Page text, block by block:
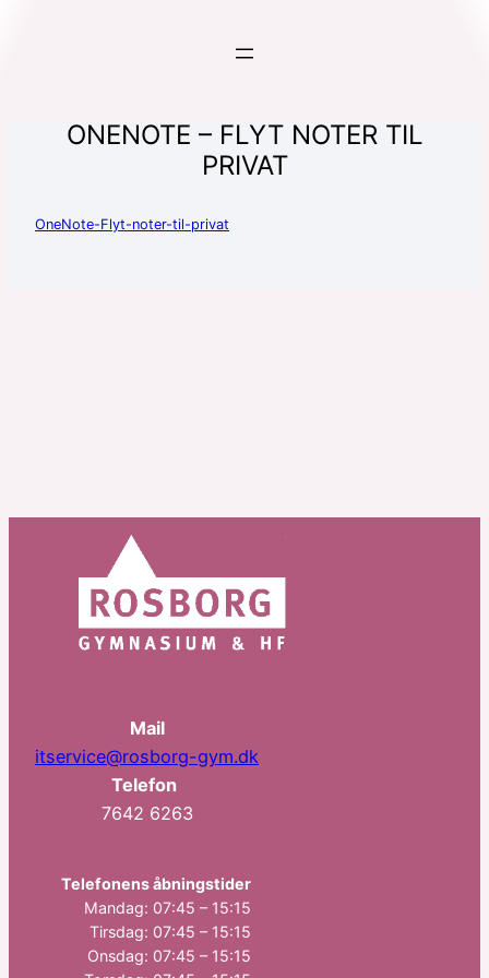
ONENOTE – FLYT NOTER TIL
PRIVAT
OneNote-Flyt-noter-til-privat
Mail
itservice@rosborg-gym.dk
Telefon
7642 6263
Telefonens åbningstider
Mandag: 07:45 – 15:15
Tirsdag: 07:45 – 15:15
Onsdag: 07:45 – 15:15